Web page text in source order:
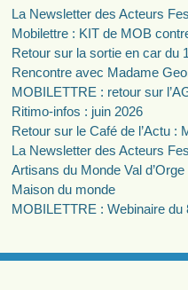
La Newsletter des Acteurs
Mobilettre : KIT de MOB
Retour sur la sortie en car du
Rencontre avec Madame
MOBILETTRE : retour sur
Ritimo-infos : juin 2026
Retour sur le Café de l’Actu :
La Newsletter des Acteurs
Artisans du Monde Val
Maison du monde
MOBILETTRE : Webinaire du